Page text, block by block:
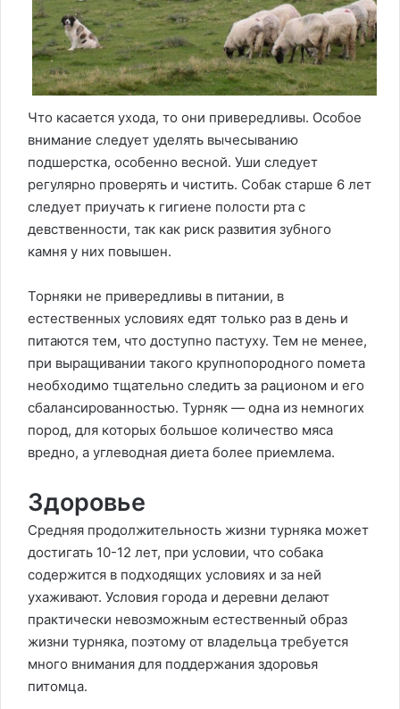
Что касается ухода, то они привередливы. Особое
внимание следует уделять вычесыванию
подшерстка, особенно весной. Уши следует
регулярно проверять и чистить. Собак старше 6 лет
следует приучать к гигиене полости рта с
девственности, так как риск развития зубного
камня у них повышен.
Торняки не привередливы в питании, в
естественных условиях едят только раз в день и
питаются тем, что доступно пастуху. Тем не менее,
при выращивании такого крупнопородного помета
необходимо тщательно следить за рационом и его
сбалансированностью. Турняк — одна из немногих
пород, для которых большое количество мяса
вредно, а углеводная диета более приемлема.
Здоровье
Средняя продолжительность жизни турняка может
достигать 10-12 лет, при условии, что собака
содержится в подходящих условиях и за ней
ухаживают. Условия города и деревни делают
практически невозможным естественный образ
жизни турняка, поэтому от владельца требуется
много внимания для поддержания здоровья
питомца.